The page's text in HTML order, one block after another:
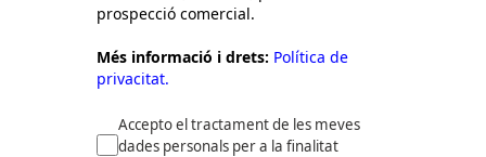
prospecció comercial.
Més informació i drets: Política de
privacitat.
Accepto el tractament de les meves
dades personals per a la finalitat